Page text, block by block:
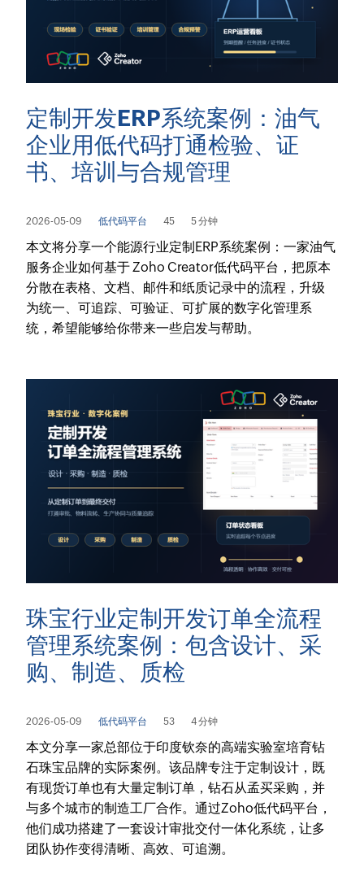
定制开发ERP系统案例：油气
企业用低代码打通检验、证
书、培训与合规管理
2026-05-09 低代码平台 45 5 分钟
本文将分享一个能源行业定制ERP系统案例：一家油气
服务企业如何基于 Zoho Creator低代码平台，把原本
分散在表格、文档、邮件和纸质记录中的流程，升级
为统一、可追踪、可验证、可扩展的数字化管理系
统，希望能够给你带来一些启发与帮助。
珠宝行业定制开发订单全流程
管理系统案例：包含设计、采
购、制造、质检
2026-05-09 低代码平台 53 4 分钟
本文分享一家总部位于印度钦奈的高端实验室培育钻
石珠宝品牌的实际案例。该品牌专注于定制设计，既
有现货订单也有大量定制订单，钻石从孟买采购，并
与多个城市的制造工厂合作。通过Zoho低代码平台，
他们成功搭建了一套设计审批交付一体化系统，让多
团队协作变得清晰、高效、可追溯。